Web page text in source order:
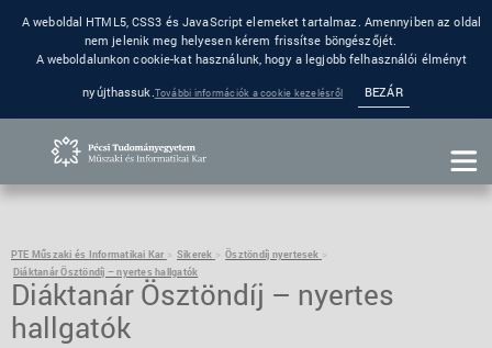
A weboldal HTML5, CSS3 és JavaScript elemeket tartalmaz. Amennyiben az oldal
nem jelenik meg helyesen kérem frissítse böngészőjét.
A weboldalunkon cookie-kat használunk, hogy a legjobb felhasználói élményt
nyújthassuk. További információk a cookie kezelésről BEZÁR
PTE Műszaki és Informatikai Kar Sikerek
Ösztöndíj nyertesek
Diáktanár Ösztöndíj – nyertes hallgatók
Diáktanár Ösztöndíj – nyertes
hallgatók